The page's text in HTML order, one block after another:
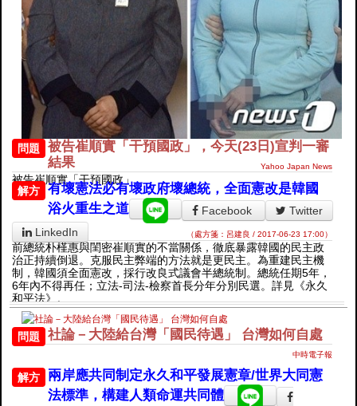
問題
被告崔順實「干預國政」，今天(23日)宣判一審
結果
Yahoo Japan News
被告崔順實「干預國政」
解方
有壞憲法必有壞政府壞總統，全面憲改是韓國
浴火重生之道
Facebook
Twitter
LinkedIn
（處方箋：呂建良 / 2017-06-23 17:00）
前總統朴槿惠與閨密崔順實的不當關係，徹底暴露韓國的民主政
治正持續倒退。克服民主弊端的方法就是更民主。為重建民主機
制，韓國須全面憲改，採行改良式議會半總統制。總統任期5年，
6年內不得再任；立法-司法-檢察首長分年分別民選。詳見《永久
和平法》。
問題 社論－大陸給台灣「國民待遇」 台灣如何自處
中時電子報
解方
兩岸應共同制定永久和平發展憲章/世界大同憲
法標準，構建人類命運共同體